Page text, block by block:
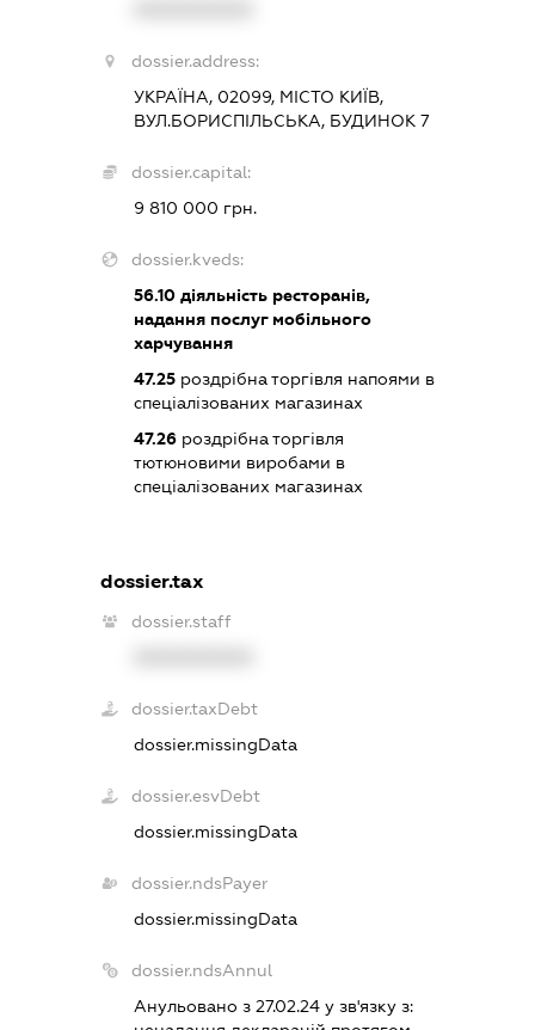
dossier.address:
УКРАЇНА, 02099, МІСТО КИЇВ,
ВУЛ.БОРИСПІЛЬСЬКА, БУДИНОК 7
dossier.capital:
9 810 000 грн.
dossier.kveds:
56.10діяльність ресторанів,
надання послуг мобільного
харчування
47.25роздрібна торгівля напоями в
спеціалізованих магазинах
47.26роздрібна торгівля
тютюновими виробами в
спеціалізованих магазинах
dossier.tax
dossier.staff
dossier.taxDebt
dossier.missingData
dossier.esvDebt
dossier.missingData
dossier.ndsPayer
dossier.missingData
dossier.ndsAnnul
Анульовано з 27.02.24 у зв'язку з: